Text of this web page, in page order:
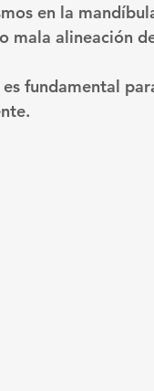
en la
mala alineación
fundamental